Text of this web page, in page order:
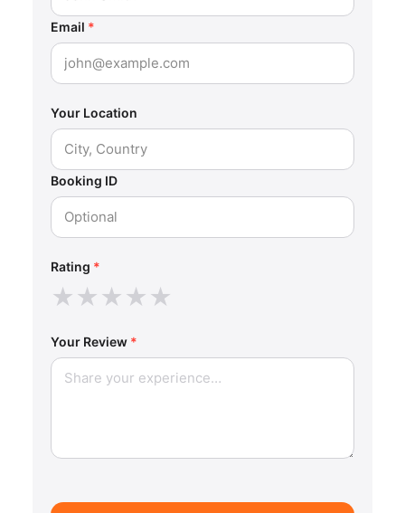
Email *
Your Location
Booking ID
Rating *
★★★★★
Your Review *